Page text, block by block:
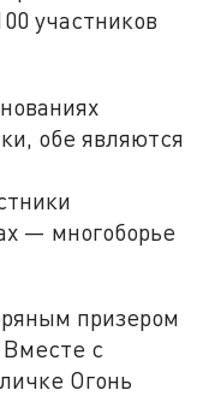
участников
обе являются
— многоборье
призером
с
Огонь